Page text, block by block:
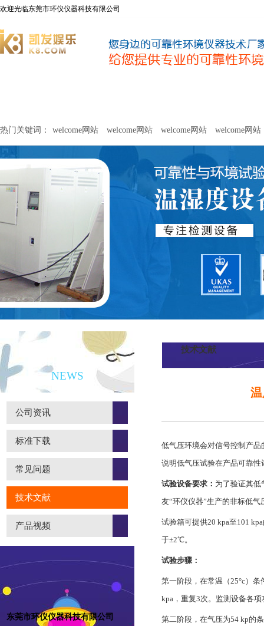
欢迎光临东莞市环仪仪器科技有限公司
关于环仪 联系环仪
热门关键词： welcome网站 welcome网站 welcome网站 welcome网站
网站 welcome网站
新闻资讯
NEWS
公司资讯
标准下载
常见问题
技术文献
产品视频
东莞市环仪仪器科技有限公司
技术文献
低气压环境会对信号控制产
说明低气压试验在产品可靠
试验设备要求： 为了验证其低
友“环仪仪器”生产的非标低
试验箱可提供20 kpa至101
于±2℃。
试验步骤：
第一阶段，在常温（25°c）
kpa，重复3次。监测设备各
第二阶段，在气压为54 kp的